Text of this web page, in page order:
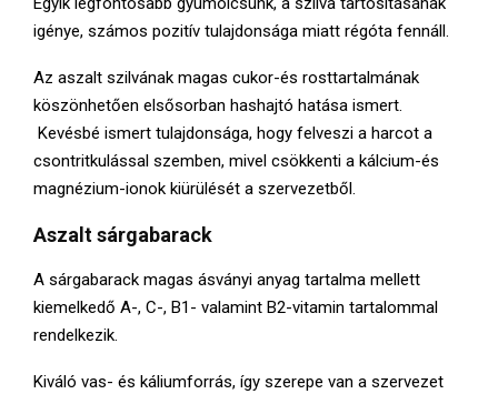
igénye, számos pozitív tulajdonsága miatt régóta fennáll.
Az aszalt szilvának magas cukor-és rosttartalmának
köszönhetően elsősorban hashajtó hatása ismert.
Kevésbé ismert tulajdonsága, hogy felveszi a harcot a
csontritkulással szemben, mivel csökkenti a kálcium-és
magnézium-ionok kiürülését a szervezetből.
Aszalt sárgabarack
A sárgabarack magas ásványi anyag tartalma mellett
kiemelkedő A-, C-, B1- valamint B2-vitamin tartalommal
rendelkezik.
Kiváló vas- és káliumforrás, így szerepe van a szervezet